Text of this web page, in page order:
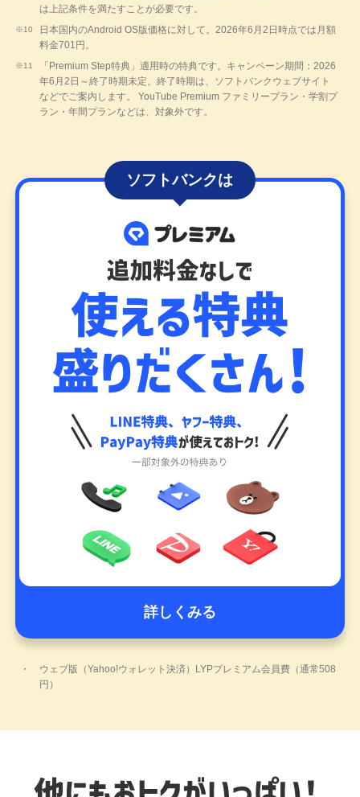
は上記条件を満たすことが必要です。
日本国内のAndroid OS版価格に対して。2026年6月2日時点では月額
料金701円。
「Premium Step特典」適用時の特典です。キャンペーン期間：2026
年6月2日～終了時期未定。終了時期は、ソフトバンクウェブサイト
などでご案内します。 YouTube Premium ファミリープラン・学割プ
ラン・年間プランなどは、対象外です。
ソフトバンクは
詳しくみる
ウェブ版（Yahoo!ウォレット決済）LYPプレミアム会員費（通常508
円）